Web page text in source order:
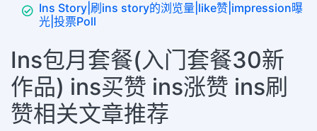
Ins Story|刷ins story的浏览量|like赞|impression曝
光|投票Poll
Ins包月套餐(入门套餐30新
作品) ins买赞 ins涨赞 ins刷
赞相关文章推荐